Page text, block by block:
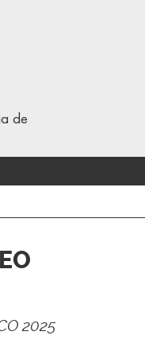
de
2025